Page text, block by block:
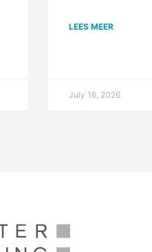
LEES MEER
July 16, 2026